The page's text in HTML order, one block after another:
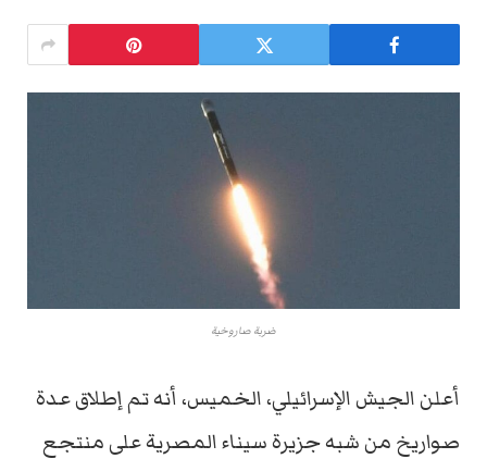
ضربة صاروخية
أعلن الجيش الإسرائيلي، الخميس، أنه تم إطلاق عدة
صواريخ من شبه جزيرة سيناء المصرية على منتجع